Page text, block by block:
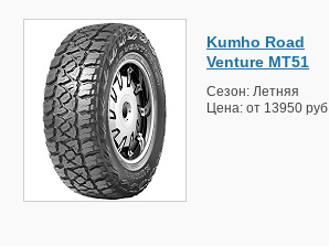
Kumho Road
Venture MT51
Сезон: Летняя
Цена: от 13950 руб.